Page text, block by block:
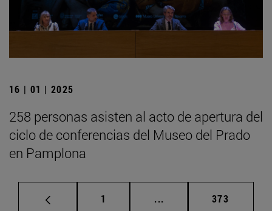
16 | 01 | 2025
258 personas asisten al acto de apertura del
ciclo de conferencias del Museo del Prado
en Pamplona
Página
1 ... Páginas intermedias
Página
373